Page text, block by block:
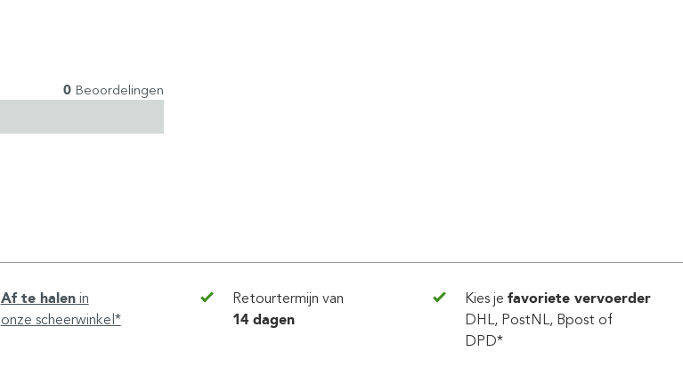
0Beoordelingen
Af te halenin
onze scheerwinkel*
Retourtermijn van
14 dagen
Kies je favoriete vervoerder
DHL, PostNL, Bpost of
DPD*